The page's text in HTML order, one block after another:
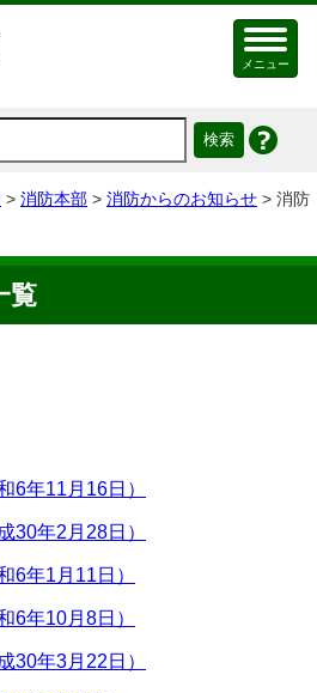
メニュー
> 消防本部 > 消防からのお知らせ > 消防
覧
6年11月16日）
30年2月28日）
6年1月11日）
6年10月8日）
30年3月22日）